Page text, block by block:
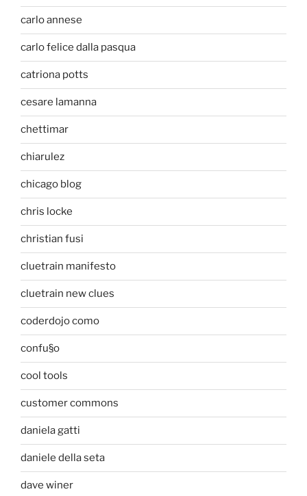
carlo annese
carlo felice dalla pasqua
catriona potts
cesare lamanna
chettimar
chiarulez
chicago blog
chris locke
christian fusi
cluetrain manifesto
cluetrain new clues
coderdojo como
confu§o
cool tools
customer commons
daniela gatti
daniele della seta
dave winer